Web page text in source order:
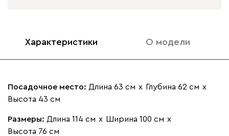
Терра
Характеристики О модели
Посадочное место: Длина 63 см х Глубина 62 см х
Высота 43 см
Размеры: Длина 114 см х Ширина 100 см х
Высота 76 см